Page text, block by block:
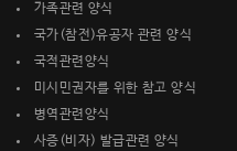
가족관련 양식
국가(참전)유공자 관련 양식
국적관련양식
미시민권자를 위한 참고 양식
병역관련양식
사증(비자) 발급관련 양식